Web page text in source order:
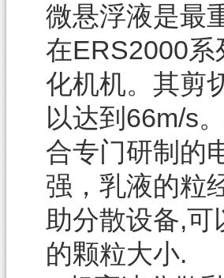
微悬浮液是最
在ERS2000
化机机。其剪
以达到66m/s
合专门研制的
强，乳液的粒
助分散设备,
的颗粒大小.